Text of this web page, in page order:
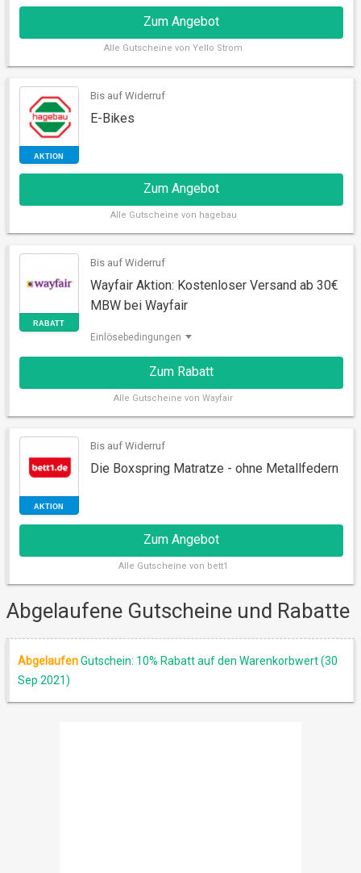
AKTION
Zum Angebot
Alle Gutscheine von Yello Strom
Bis auf Widerruf
E-Bikes
Zum Angebot
Alle Gutscheine von hagebau
RABATT
Bis auf Widerruf
Wayfair Aktion: Kostenloser Versand ab 30€
MBW bei Wayfair
Einlösebedingungen
Zum Rabatt
Alle Gutscheine von Wayfair
Bis auf Widerruf
Die Boxspring Matratze - ohne Metallfedern
Zum Angebot
Alle Gutscheine von bett1
Abgelaufene Gutscheine und Rabatte
AbgelaufenGutschein: 10% Rabatt auf den Warenkorbwert (30
Sep 2021)